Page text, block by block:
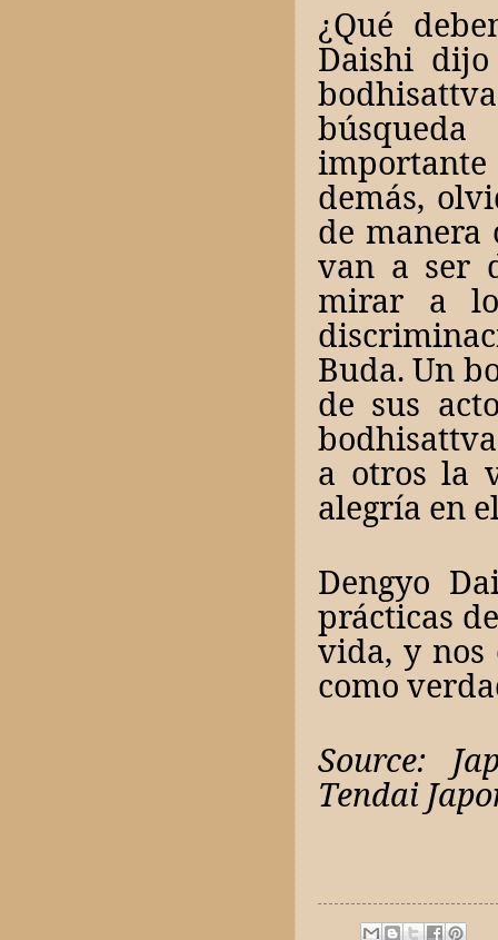
¿Qué
Daishi
demás,
de manera
van a ser
mirar a
Buda. Un
de sus
a otros la
alegría en
Dengyo
prácticas
vida, y
como
Source:
Tendai